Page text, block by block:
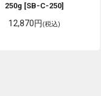
250g [SB-C-250]
12,870円(税込)